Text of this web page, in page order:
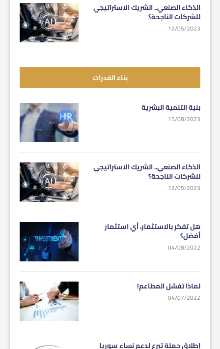
الذكاء الصنعي.. الشريك الاستراتيجي
للشركات الناجحة؟
12/05/2023
بناء القدرات
بنية التنمية البشرية
15/08/2023
الذكاء الصنعي.. الشريك الاستراتيجي
للشركات الناجحة؟
12/05/2023
هل تفكر بالاستثمار، أي استثمار
أفضل؟
04/08/2022
لماذا تفشل المطاعم!
04/07/2022
إطلاق حملة تبرع لدعم نساء سوريا